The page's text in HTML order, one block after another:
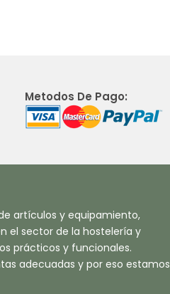
Metodos De Pago:
artículos y equipamiento,
el sector de la hostelería y
prácticos y funcionales.
adecuadas y por eso estamos